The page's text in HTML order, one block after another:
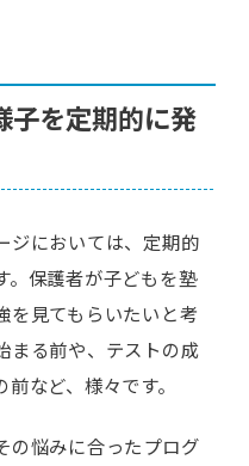
子を定期的に発
ジにおいては、定期的
。保護者が子どもを塾
を見てもらいたいと考
まる前や、テストの成
など、様々です。
の悩みに合ったプログ